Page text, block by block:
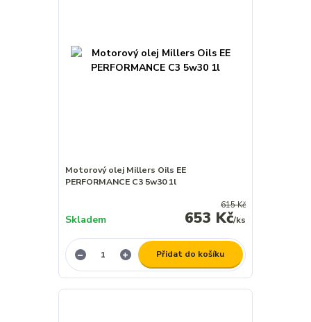
Motorový olej Millers Oils EE
PERFORMANCE C3 5w30 1l
615 Kč
653 Kč/ks
Skladem
Přidat do košíku